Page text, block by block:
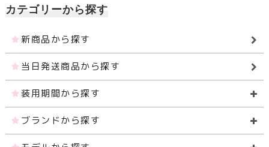
カテゴリーから探す
新商品から探す
当日発送商品から探す
装用期間から探す
ブランドから探す